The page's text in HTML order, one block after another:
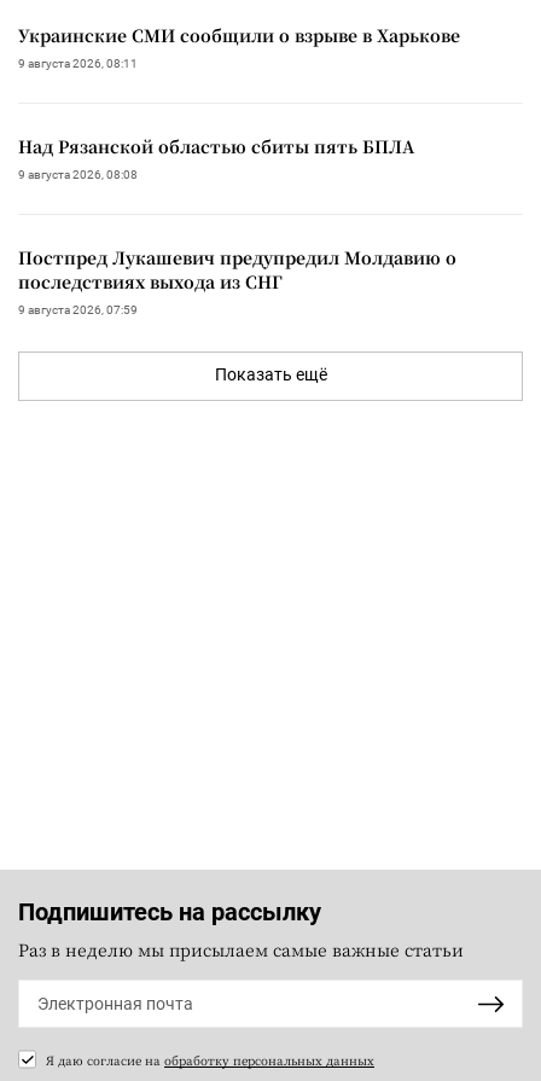
Украинские СМИ сообщили о взрыве в Харькове
9 августа 2026, 08:11
Над Рязанской областью сбиты пять БПЛА
9 августа 2026, 08:08
Постпред Лукашевич предупредил Молдавию о
последствиях выхода из СНГ
9 августа 2026, 07:59
Показать ещё
Подпишитесь на рассылку
Раз в неделю мы присылаем самые важные статьи
Я даю согласие на обработку персональных данных